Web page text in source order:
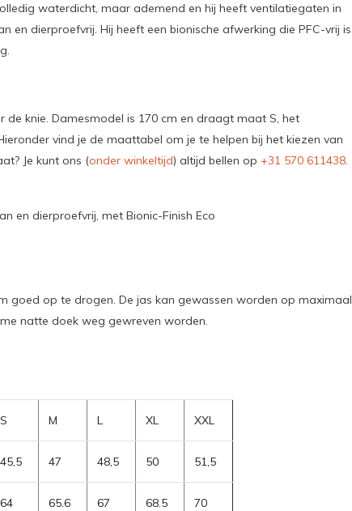
waterdicht, maar ademend en hij heeft ventilatiegaten in
en dierproefvrij. Hij heeft een bionische afwerking die PFC-vrij is
de knie. Damesmodel is 170 cm en draagt maat S, het
vind je de maattabel om je te helpen bij het kiezen van
Je kunt ons (onder winkeltijd) altijd bellen op +31 570 611438.
en dierproefvrij, met Bionic-Finish Eco
goed op te drogen. De jas kan gewassen worden op maximaal
natte doek weg gewreven worden.
S M L XL XXL
45,5 47 48,5 50 51,5
64 65.6 67 68.5 70